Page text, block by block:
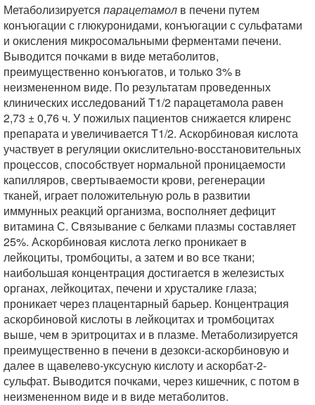
Метаболизируется парацетамол в печени путем
конъюгации с глюкуронидами, конъюгации с сульфатами
и окисления микросомальными ферментами печени.
Выводится почками в виде метаболитов,
преимущественно конъюгатов, и только 3% в
неизмененном виде. По результатам проведенных
клинических исследований T1/2 парацетамола равен
2,73 ± 0,76 ч. У пожилых пациентов снижается клиренс
препарата и увеличивается T1/2. Аскорбиновая кислота
участвует в регуляции окислительно-восстановительных
процессов, способствует нормальной проницаемости
капилляров, свертываемости крови, регенерации
тканей, играет положительную роль в развитии
иммунных реакций организма, восполняет дефицит
витамина С. Связывание с белками плазмы составляет
25%. Аскорбиновая кислота легко проникает в
лейкоциты, тромбоциты, а затем и во все ткани;
наибольшая концентрация достигается в железистых
органах, лейкоцитах, печени и хрусталике глаза;
проникает через плацентарный барьер. Концентрация
аскорбиновой кислоты в лейкоцитах и тромбоцитах
выше, чем в эритроцитах и в плазме. Метаболизируется
преимущественно в печени в дезокси-аскорбиновую и
далее в щавелево-уксусную кислоту и аскорбат-2-
сульфат. Выводится почками, через кишечник, с потом в
неизмененном виде и в виде метаболитов.